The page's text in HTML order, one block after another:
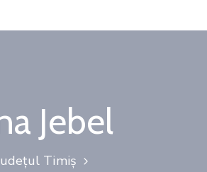
Jebel
Timiș